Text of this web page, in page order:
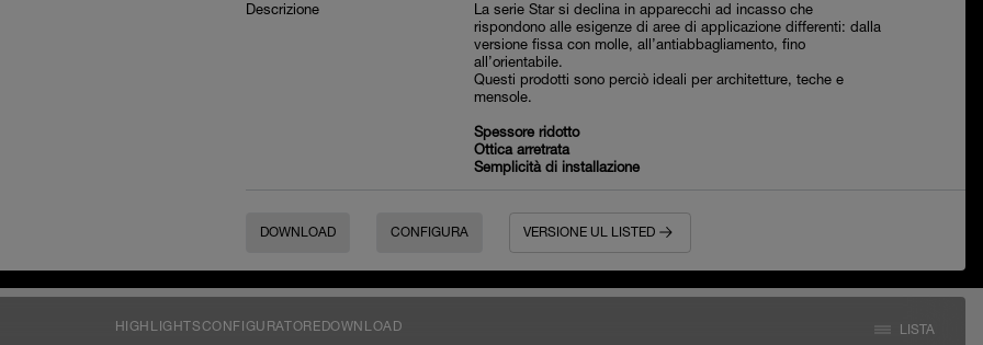
Descrizione
La serie Star si declina in apparecchi ad incasso che
rispondono alle esigenze di aree di applicazione differenti: dalla
versione fissa con molle, all’antiabbagliamento, fino
all’orientabile.
Questi prodotti sono perciò ideali per architetture, teche e
mensole.
Spessore ridotto
Ottica arretrata
Semplicità di installazione
DOWNLOAD CONFIGURA VERSIONE UL LISTED
HIGHLIGHTSCONFIGURATORE DOWNLOAD LISTA